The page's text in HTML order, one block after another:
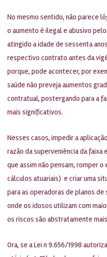
No mesmo sentido, não parece
o aumento é ilegal e abusivo
atingido a idade de sessenta
respectivo contrato antes da
porque, pode acontecer, por
saúde não preveja aumentos
contratual, postergando para a
mais significativos.
Nesses casos, impedir a
razão da superveniência da
que assim não pensam, romper
cálculos atuariais) e criar uma
para as operadoras de planos
onde os idosos utilizam com
os riscos são abstratamente
Ora, se a Lei n 9.656/1998